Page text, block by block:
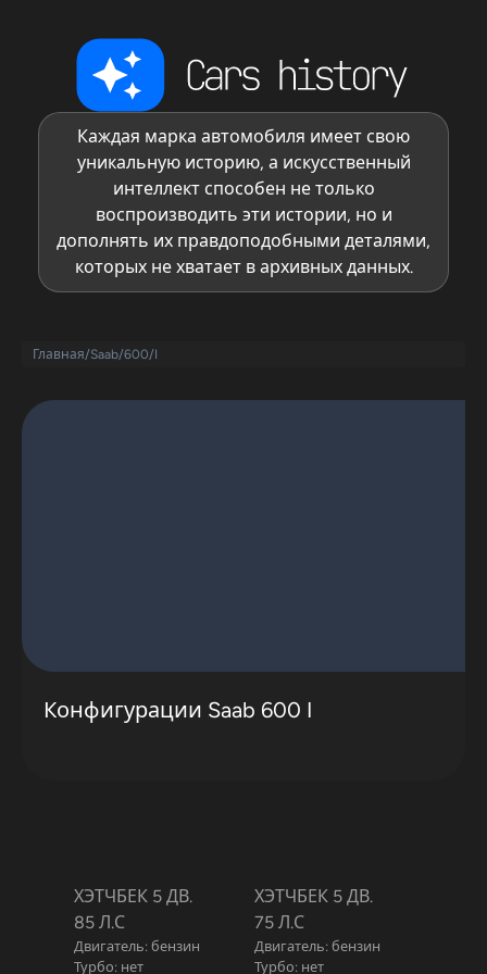
Каждая марка автомобиля имеет свою
уникальную историю, а искусственный
интеллект способен не только
воспроизводить эти истории, но и
дополнять их правдоподобными деталями,
которых не хватает в архивных данных.
Главная/Saab/600/I
Конфигурации Saab 600 I
ХЭТЧБЕК 5 ДВ.
85 Л.С
Двигатель: бензин
Турбо: нет
ХЭТЧБЕК 5 ДВ.
75 Л.С
Двигатель: бензин
Турбо: нет